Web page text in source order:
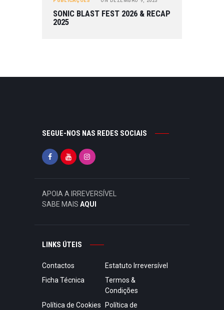
SONIC BLAST FEST 2026 & RECAP
2025
SEGUE-NOS NAS REDES SOCIAIS
APOIA A IRREVERSÍVEL
SABE MAIS AQUI
LINKS ÚTEIS
Contactos
Estatuto Irreversível
Ficha Técnica
Termos &
Condições
Política de Cookies
Política de